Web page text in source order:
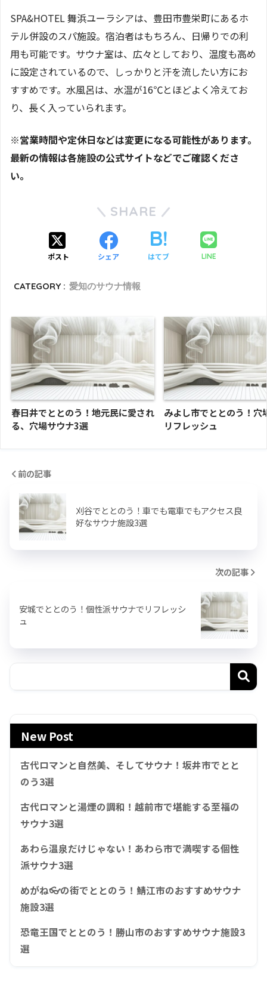
SPA&HOTEL 舞浜ユーラシアは、豊田市豊栄町にあるホ
テル併設のスパ施設。宿泊者はもちろん、日帰りでの利
用も可能です。サウナ室は、広々としており、温度も高め
に設定されているので、しっかりと汗を流したい方にお
すすめです。水風呂は、水温が16℃とほどよく冷えてお
り、長く入っていられます。
※営業時間や定休日などは変更になる可能性があります。
最新の情報は各施設の公式サイトなどでご確認くださ
い。
SHARE
ポスト シェア はてブ LINE
CATEGORY : 愛知のサウナ情報
春日井でととのう！地元民に愛され
る、穴場サウナ3選
みよし市でととのう！穴
リフレッシュ
前の記事
刈谷でととのう！車でも電車でもアクセス良
好なサウナ施設3選
次の記事
安城でととのう！個性派サウナでリフレッシ
ュ
New Post
古代ロマンと自然美、そしてサウナ！坂井市でとと
のう3選
古代ロマンと湯煙の調和！越前市で堪能する至福の
サウナ3選
あわら温泉だけじゃない！あわら市で満喫する個性
派サウナ3選
めがね👓の街でととのう！鯖江市のおすすめサウナ
施設3選
恐竜王国でととのう！勝山市のおすすめサウナ施設3
選